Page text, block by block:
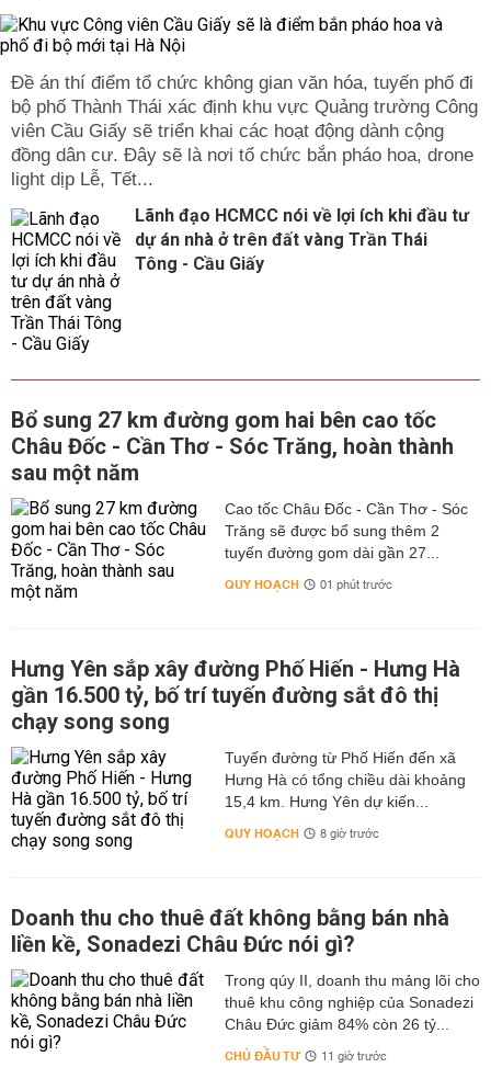
Đề án thí điểm tổ chức không gian văn hóa, tuyến phố đi
bộ phố Thành Thái xác định khu vực Quảng trường Công
viên Cầu Giấy sẽ triển khai các hoạt động dành cộng
đồng dân cư. Đây sẽ là nơi tổ chức bắn pháo hoa, drone
light dịp Lễ, Tết...
Lãnh đạo HCMCC nói về lợi ích khi đầu tư
dự án nhà ở trên đất vàng Trần Thái
Tông - Cầu Giấy
Bổ sung 27 km đường gom hai bên cao tốc
Châu Đốc - Cần Thơ - Sóc Trăng, hoàn thành
sau một năm
Cao tốc Châu Đốc - Cần Thơ - Sóc
Trăng sẽ được bổ sung thêm 2
tuyến đường gom dài gần 27...
QUY HOẠCH 01 phút trước
Hưng Yên sắp xây đường Phố Hiến - Hưng Hà
gần 16.500 tỷ, bố trí tuyến đường sắt đô thị
chạy song song
Tuyến đường từ Phố Hiến đến xã
Hưng Hà có tổng chiều dài khoảng
15,4 km. Hưng Yên dự kiến...
QUY HOẠCH 8 giờ trước
Doanh thu cho thuê đất không bằng bán nhà
liền kề, Sonadezi Châu Đức nói gì?
Trong qúy II, doanh thu mảng lõi cho
thuê khu công nghiệp của Sonadezi
Châu Đức giảm 84% còn 26 tỷ...
CHỦ ĐẦU TƯ 11 giờ trước